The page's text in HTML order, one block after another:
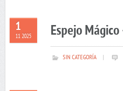
1
11 2025 Espejo
SIN CATEGORÍA